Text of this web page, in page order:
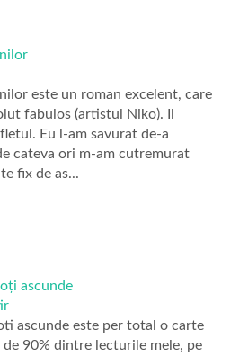
este un roman excelent, care
fabulos (artistul Niko). Il
Eu l-am savurat de-a
cateva ori m-am cutremurat
fix de as...
ascunde
ascunde este per total o carte
90% dintre lecturile mele, pe